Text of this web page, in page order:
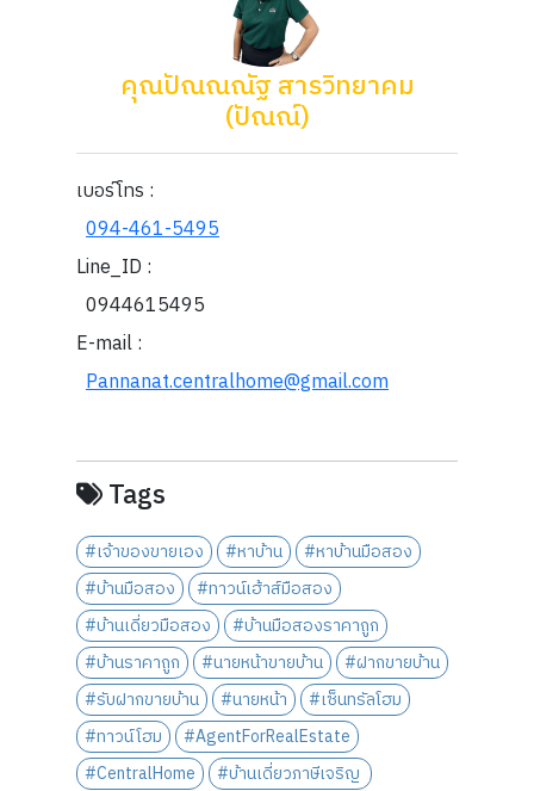
คุณปัณณณัฐ สารวิทยาคม
(ปัณณ์)
เบอร์โทร :
094-461-5495
Line_ID :
0944615495
E-mail :
Pannanat.centralhome@gmail.com
Tags
#เจ้าของขายเอง #หาบ้าน
#หาบ้านมือสอง
#บ้านมือสอง
#ทาวน์เฮ้าส์มือสอง
#บ้านเดี่ยวมือสอง
#บ้านมือสองราคาถูก
#บ้านราคาถูก
#นายหน้าขายบ้าน
#ฝากขายบ้าน
#รับฝากขายบ้าน
#นายหน้า
#เซ็นทรัลโฮม
#ทาวน์โฮม
#AgentForRealEstate
#CentralHome
#บ้านเดี่ยวภาษีเจริญ